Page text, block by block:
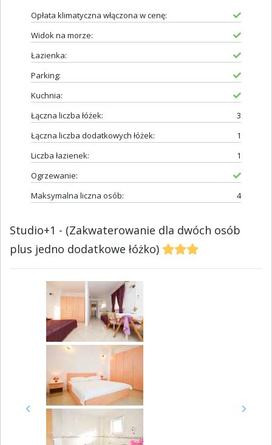
Opłata klimatyczna włączona w cenę:
Widok na morze:
Łazienka:
Parking:
Kuchnia:
Łączna liczba łóżek:
3
Łączna liczba dodatkowych łóżek:
1
Liczba łazienek:
1
Ogrzewanie:
Maksymalna liczna osób:
4
Studio+1 - (Zakwaterowanie dla dwóch osób
plus jedno dodatkowe łóżko)
Previous Next